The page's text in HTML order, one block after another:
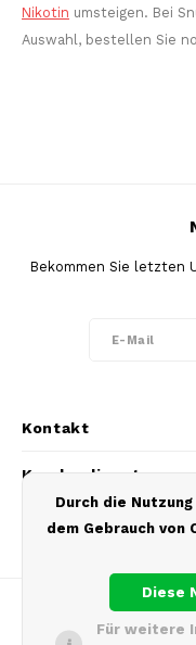
Nikotin umsteigen. Bei
Auswahl, bestellen Sie
Kontakt
Bekommen Sie letzten
Kundendienst
Mein Konto
Durch die
dem Gebrauch von
Diese
Für weitere